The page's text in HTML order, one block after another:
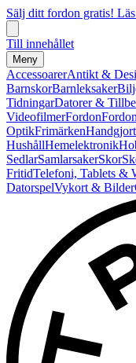
Sälj ditt fordon gratis!
Till innehållet
Meny
AccessoarerAntikt &
BarnskorBarnleksaker
TidningarDatorer &
VideofilmerFordon
OptikFrimärken
HushållHemelektronik
SedlarSamlarsakerSkor
FritidTelefoni, Tablets &
DatorspelVykort & Bilder